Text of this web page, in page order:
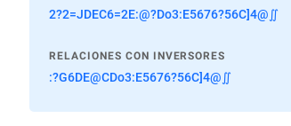
2?2=JDEC6=2E:@?Do3:E5676?56C]4@∬
RELACIONES CON INVERSORES
:?G6DE@CDo3:E5676?56C]4@∬